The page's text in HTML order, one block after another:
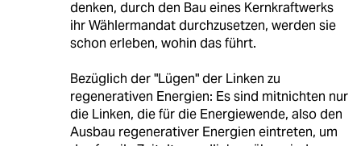
denken, durch den Bau eines Kernkraftwerks
ihr Wählermandat durchzusetzen, werden sie
schon erleben, wohin das führt.
Bezüglich der "Lügen" der Linken zu
regenerativen Energien: Es sind mitnichten nur
die Linken, die für die Energiewende, also den
Ausbau regenerativer Energien eintreten, um